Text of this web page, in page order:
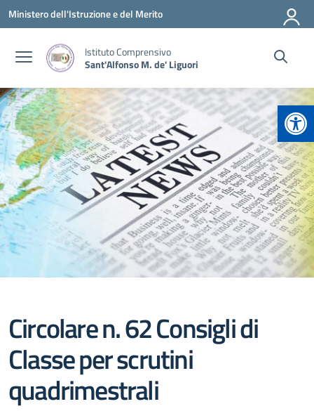
Vai ai contenuti
Vai al menu di navigazione
Vai al footer
Ministero dell'Istruzione e del Merito
Istituto Comprensivo
Sant'Alfonso M. de' Liguori
Circolare n. 62 Consigli di
Classe per scrutini
quadrimestrali